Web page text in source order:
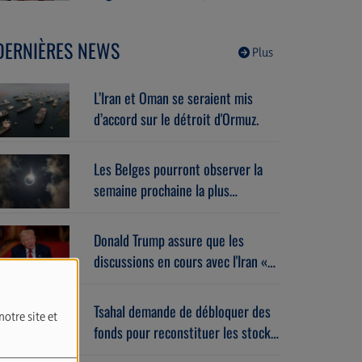
site et
(04/08/2026)
Plus
NEWS
L’Iran et Oman se seraient mis
d’accord sur le détroit d'Ormuz.
Les Belges pourront observer la
semaine prochaine la plus
27 dernières années.
Donald Trump assure que les
discussions en cours avec l'Iran «
Tsahal demande de débloquer des
fonds pour reconstituer les stocks